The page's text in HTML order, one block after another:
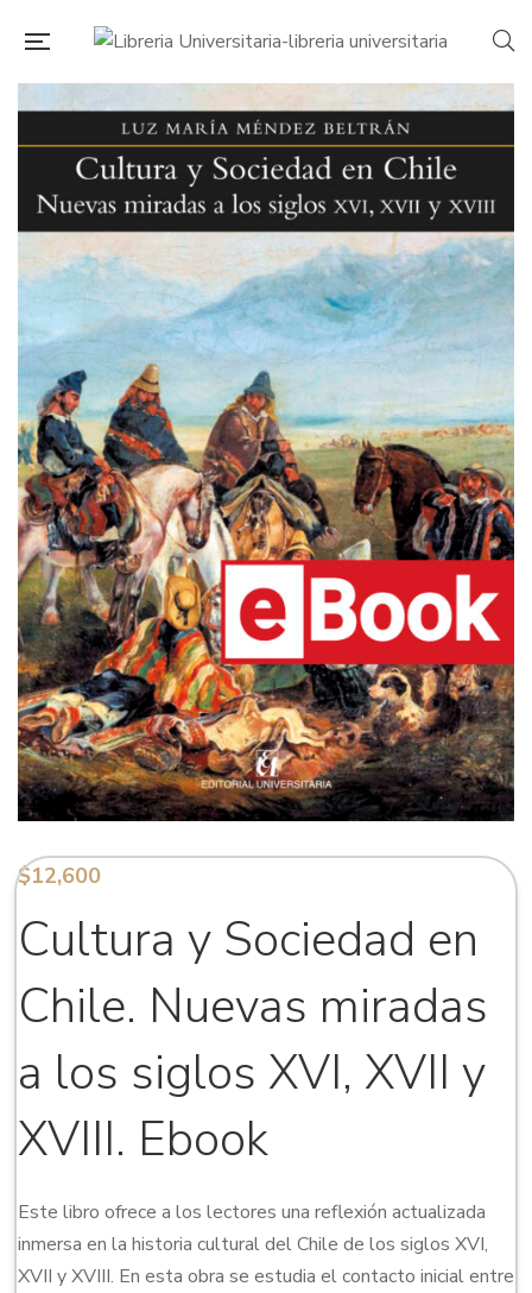
$12,600
Cultura y Sociedad en
Chile. Nuevas miradas
a los siglos XVI, XVII y
XVIII. Ebook
Este libro ofrece a los lectores una reflexión actualizada
inmersa en la historia cultural del Chile de los siglos XVI,
XVII y XVIII. En esta obra se estudia el contacto inicial entre